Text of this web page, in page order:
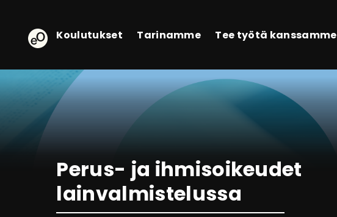
eOppiva - Etusivulle
Koulutukset Tarinamme Tee työtä kanssamme
Perus- ja ihmisoikeudet
lainvalmistelussa